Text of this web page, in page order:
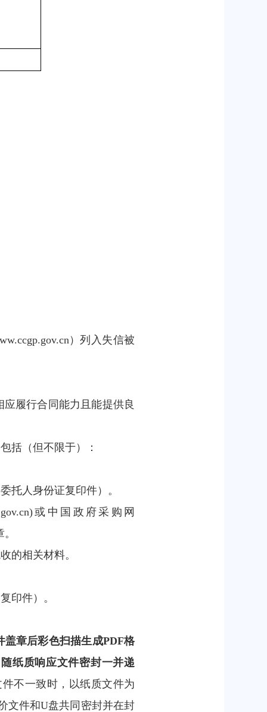
）列入失信被
履行合同能力且能提供良
括（但不限于）：
托人身份证复印件）。
或中国政府采购网
的相关材料。
印件）。
盖章后彩色扫描生成PDF格
纸质响应文件密封一并递
不一致时，以纸质文件为
文件和U盘共同密封并在封